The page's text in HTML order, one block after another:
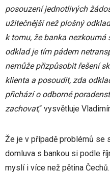
posouzení jednotlivých
užitečnější než plošný
k tomu, že banka
odklad je tím pádem
nemůže přizpůsobit řešení
klienta a posoudit, zda
přichází o odborné
zachovat,“ vysvětluje
Že je v případě problémů se
domluva s bankou si podle
myslí i více než pětina